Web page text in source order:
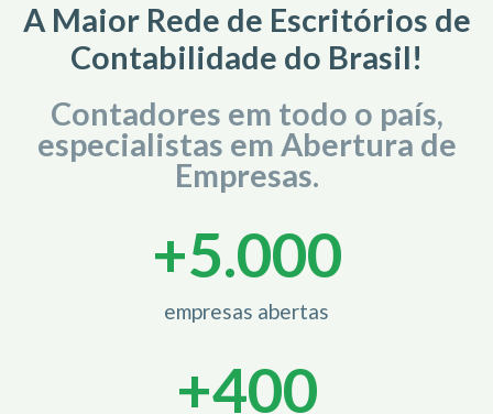
A Maior Rede de Escritórios de
Contabilidade do Brasil!
Contadores em todo o país,
especialistas em Abertura de
Empresas.
empresas abertas
+5.000
+400